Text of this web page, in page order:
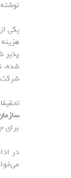
یکی
پذیر
شده،
برای
در